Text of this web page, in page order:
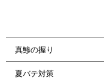
真鯵の握り
夏バテ対策